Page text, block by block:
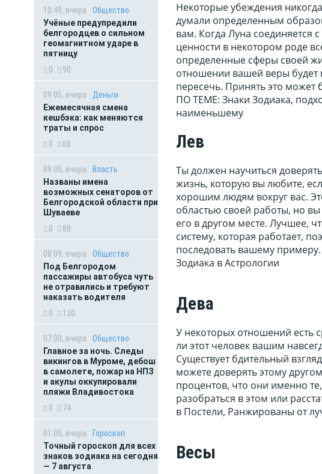
10:49, вчера
Общество
Учёные предупредили
белгородцев о сильном
геомагнитном ударе в
пятницу
0
90
09:05, вчера
Деньги
Ежемесячная смена
кешбэка: как меняются
траты и спрос
0
68
09:00, вчера
Власть
Названы имена
возможных сенаторов от
Белгородской области при
Шуваеве
0
88
08:09, вчера
Общество
Под Белгородом
пассажиры автобуса чуть
не отравились и требуют
наказать водителя
0
130
07:00, вчера
Общество
Главное за ночь. Следы
викингов в Муроме, дебош
в самолете, пожар на НПЗ
и акулы оккупировали
пляжи Владивостока
0
74
01:00, вчера
Гороскоп
Точный гороскоп для всех
знаков зодиака на сегодня
— 7 августа
Некоторые убеждения
думали определенным
вам. Когда Луна соединяется
ценности в некотором роде
определенные сферы своей
отношении вашей веры будет
пересечь. Принять это может
ПО ТЕМЕ: Знаки Зодиака,
наименьшему
Лев
Ты должен научиться
жизнь, которую вы любите,
хорошим людям вокруг вас.
областью своей работы, но
его в другом месте. Лучшее,
систему, которая работает,
последовать вашему
Зодиака в Астрологии
Дева
У некоторых отношений есть
ли этот человек вашим
Существует бдительный
можете доверять этому
процентов, что они именно
разобраться в этом или
в Постели, Ранжированы от
Весы